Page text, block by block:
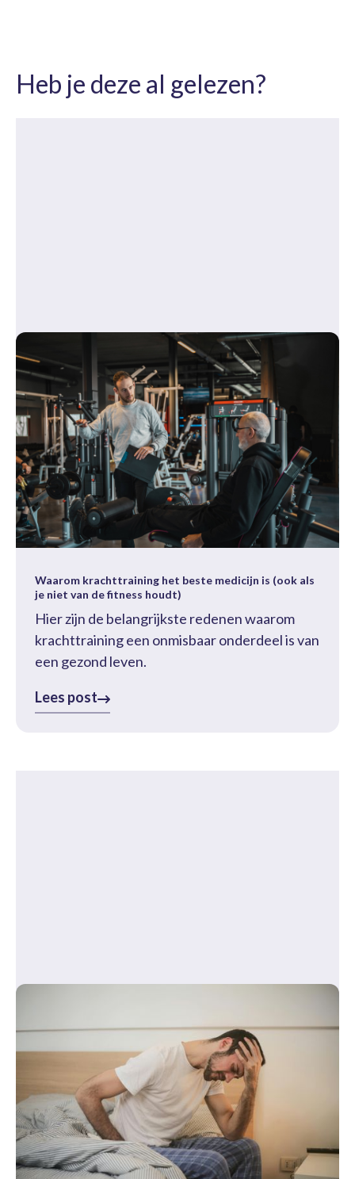
Heb je deze al gelezen?
Waarom krachttraining het beste medicijn is (ook als
je niet van de fitness houdt)
Hier zijn de belangrijkste redenen waarom
krachttraining een onmisbaar onderdeel is van
een gezond leven.
Lees post